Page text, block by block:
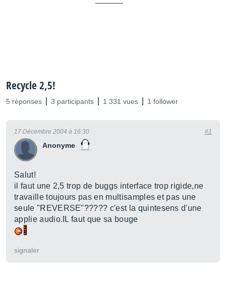
Recycle 2,5!
5 réponses 3 participants 1 331 vues 1 follower
Anonyme
17 Décembre 2004 à 16:30 #1
Salut!
il faut une 2,5 trop de buggs interface trop rigide,ne
travaille toujours pas en multisamples et pas une
seule "REVERSE"????? c'est la quintesens d'une
applie audio.IL faut que sa bouge
signaler